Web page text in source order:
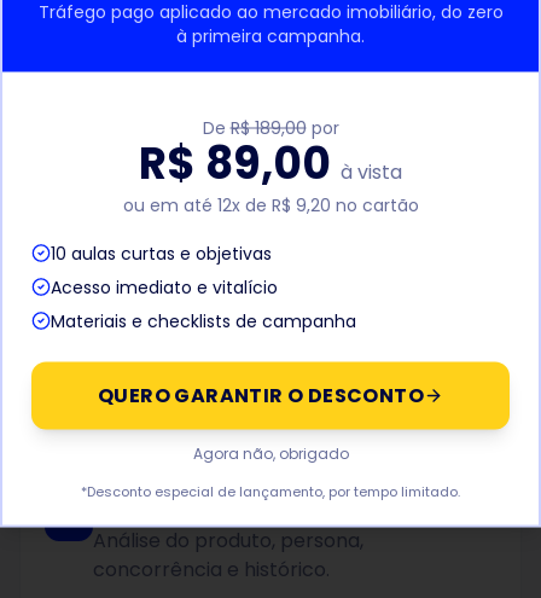
campanhas, não apenas métricas de vaidade.
Operação de mídia estruturada
Processos, governança e rotina de otimização para
sustentar a operação de aquisição ao longo do
Como trabalhamos
Diagnóstico
Análise do produto, persona,
concorrência e histórico.
Tráfego pago aplicado ao mercado imobiliário, do zero
à primeira campanha.
DeR$ 189,00por
R$ 89,00 à vista
ou em até 12x de R$ 9,20 no cartão
10 aulas curtas e objetivas
Acesso imediato e vitalício
Materiais e checklists de campanha
QUERO GARANTIR O DESCONTO
Agora não, obrigado
*Desconto especial de lançamento, por tempo limitado.